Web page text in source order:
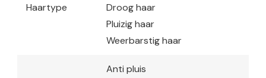
Haartype
Droog haar
Pluizig haar
Weerbarstig haar
Anti pluis